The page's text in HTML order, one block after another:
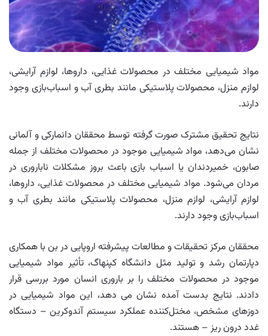
مواد شیمیایی مختلف در محصولات غذایی، داروها، لوازم آرایشی،
لوازم منزل، محصولات پلاستیکی مانند بطری آب و اسباب‌بازی وجود
دارند.
نتایج تحقیق مشترک صورت گرفته توسط محققان دانمارکی و آلمانی
نشان می‌دهد، مواد شیمیایی موجود در محصولات مختلف از جمله
صابون، خمیردندان یا اسباب بازی باعث بروز مشکلات ناباروری در
مردان می‌شود. مواد شیمیایی مختلف در محصولات غذایی، داروها،
لوازم آرایشی، لوازم منزل، محصولات پلاستیکی مانند بطری آب و
اسباب‌بازی وجود دارند.
محققان مرکز تحقیقات و مطالعات پیشرفته اروپایی در بن با همکاری
دپارتمان رشد و تولید مثل دانشگاه کپنهاگ، تأثیر مواد شیمیایی
موجود در محصولات مختلف را بر باروری انسان مورد بررسی قرار
دادند. نتایج بدست آمده نشان می دهد، این مواد شیمیایی در
دوزهای مشخص، مختل‌کننده عملکرد سیستم آندوکرین – دستگاه
غدد درون ریز – هستند.